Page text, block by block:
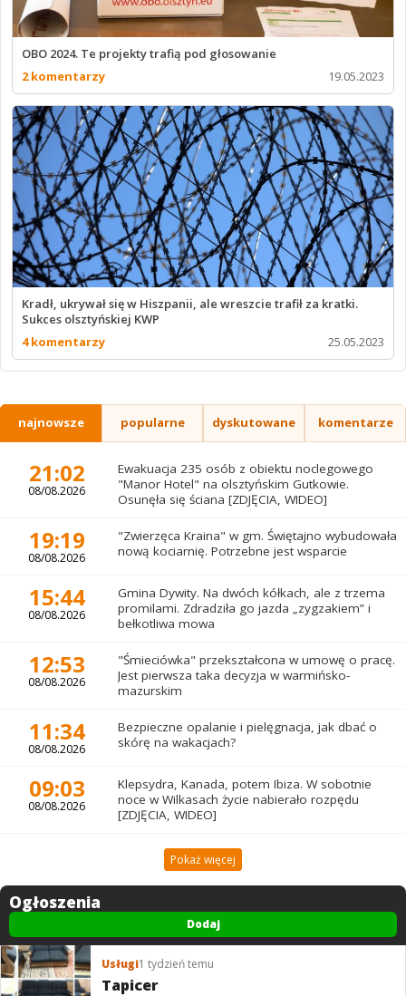
OBO 2024. Te projekty trafią pod głosowanie
2 komentarzy
19.05.2023
Kradł, ukrywał się w Hiszpanii, ale wreszcie trafił za kratki.
Sukces olsztyńskiej KWP
4 komentarzy
25.05.2023
najnowsze popularne dyskutowane komentarze
21:02
08/08.2026
Ewakuacja 235 osób z obiektu noclegowego
"Manor Hotel" na olsztyńskim Gutkowie.
Osunęła się ściana [ZDJĘCIA, WIDEO]
19:19
08/08.2026
"Zwierzęca Kraina" w gm. Świętajno wybudowała
nową kociarnię. Potrzebne jest wsparcie
15:44
08/08.2026
Gmina Dywity. Na dwóch kółkach, ale z trzema
promilami. Zdradziła go jazda „zygzakiem” i
bełkotliwa mowa
12:53
08/08.2026
"Śmieciówka" przekształcona w umowę o pracę.
Jest pierwsza taka decyzja w warmińsko-
mazurskim
11:34
08/08.2026
Bezpieczne opalanie i pielęgnacja, jak dbać o
skórę na wakacjach?
09:03
08/08.2026
Klepsydra, Kanada, potem Ibiza. W sobotnie
noce w Wilkasach życie nabierało rozpędu
[ZDJĘCIA, WIDEO]
Pokaż więcej
Ogłoszenia
Dodaj
Usługi1 tydzień temu
Tapicer